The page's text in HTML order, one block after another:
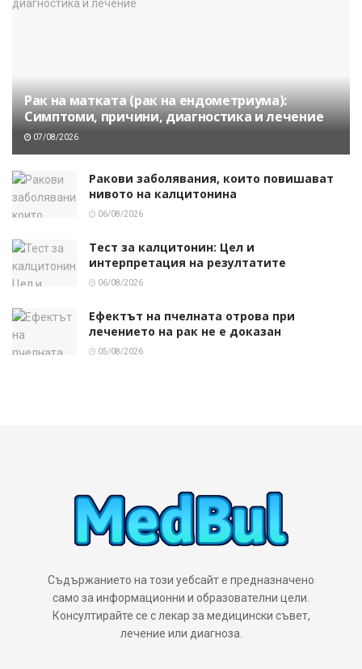
Рак на матката (рак на ендометриума):
Симптоми, причини, диагностика и лечение
07/08/2026
Ракови заболявания, които повишават
нивото на калцитонина
06/08/2026
Тест за калцитонин: Цел и
интерпретация на резултатите
06/08/2026
Ефектът на пчелната отрова при
лечението на рак не е доказан
05/08/2026
Съдържанието на този уебсайт е предназначено
само за информационни и образователни цели.
Консултирайте се с лекар за медицински съвет,
лечение или диагноза.